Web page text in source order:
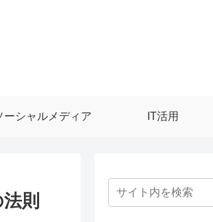
ーシャルメディア IT活用
則